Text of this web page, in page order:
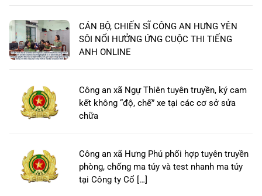
CÁN BỘ, CHIẾN SĨ CÔNG AN HƯNG YÊN
SÔI NỔI HƯỞNG ỨNG CUỘC THI TIẾNG
ANH ONLINE
Công an xã Ngự Thiên tuyên truyền, ký cam
kết không “độ, chế” xe tại các cơ sở sửa
chữa
Công an xã Hưng Phú phối hợp tuyên truyền
phòng, chống ma túy và test nhanh ma túy
tại Công ty Cổ […]